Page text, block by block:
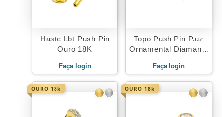
Haste Lbt Push Pin
Ouro 18K
Faça login
Topo Push Pin P.uz
Ornamental Diamante
Faça login
OURO 18k OURO 18k